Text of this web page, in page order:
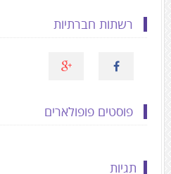
רשתות חברתיות
פוסטים פופולארים
תגיות